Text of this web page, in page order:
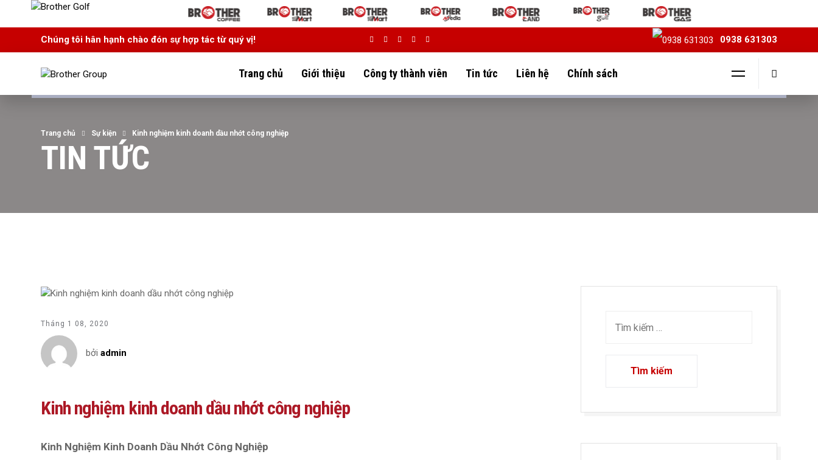
Chúng tôi hân hạnh chào đón sự hợp tác từ quý vị! 0938 631303
Trang chủ Giới thiệu Công ty thành viên Tin tức Liên hệ Chính sách
Trang chủ Sự kiện Kinh nghiệm kinh doanh dầu nhớt công nghiệp
TIN TỨC
Tháng 1 08, 2020
bởi admin
Kinh nghiệm kinh doanh dầu nhớt công nghiệp
Kinh Nghiệm Kinh Doanh Dầu Nhớt Công Nghiệp